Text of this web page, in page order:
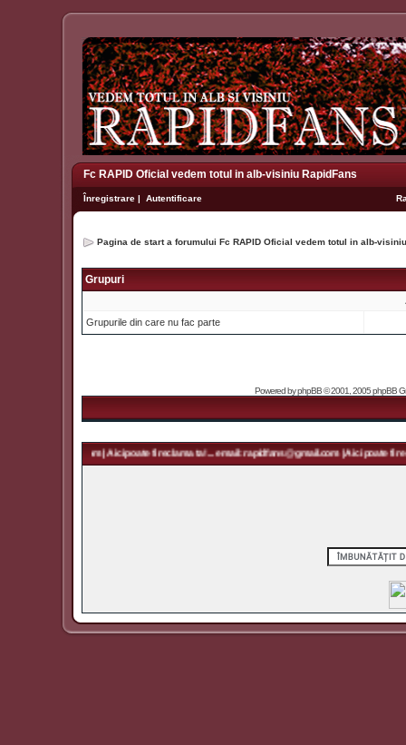
Fc RAPID Oficial vedem totul in alb-visiniu RapidFans
Înregistrare | Autentificare
Pagina de start a forumului Fc RAPID Oficial vedem totul in alb-
Grupuri
Grupurile din care nu fac parte
Powered byphpBB© 2001, 2005 phpBB
| Aici poate fi reclama ta! ... email: rapidfans@gmail.com | Aici poate fi